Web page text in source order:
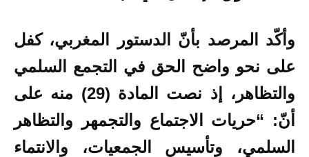
وأكّد المرصد بأنّ الدستور المغربي، كفل
على نحو واضح الحق في التجمع السلمي
والتظاهر، إذ نصت المادة (29) منه على
أنّ: “حريات الاجتماع والتجمهر والتظاهر
السلمي، وتأسيس الجمعيات، والانتماء